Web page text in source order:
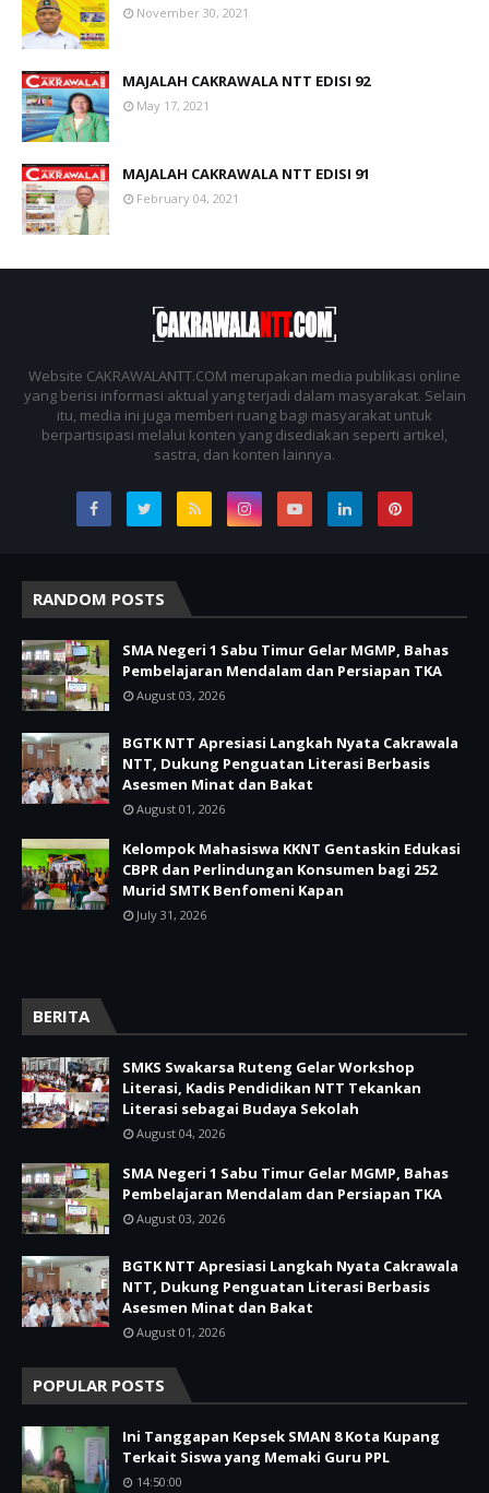
November 30, 2021
MAJALAH CAKRAWALA NTT EDISI 92
May 17, 2021
MAJALAH CAKRAWALA NTT EDISI 91
February 04, 2021
Website CAKRAWALANTT.COM merupakan media publikasi online
yang berisi informasi aktual yang terjadi dalam masyarakat. Selain
itu, media ini juga memberi ruang bagi masyarakat untuk
berpartisipasi melalui konten yang disediakan seperti artikel,
sastra, dan konten lainnya.
RANDOM POSTS
SMA Negeri 1 Sabu Timur Gelar MGMP, Bahas
Pembelajaran Mendalam dan Persiapan TKA
August 03, 2026
BGTK NTT Apresiasi Langkah Nyata Cakrawala
NTT, Dukung Penguatan Literasi Berbasis
Asesmen Minat dan Bakat
August 01, 2026
Kelompok Mahasiswa KKNT Gentaskin Edukasi
CBPR dan Perlindungan Konsumen bagi 252
Murid SMTK Benfomeni Kapan
July 31, 2026
BERITA
SMKS Swakarsa Ruteng Gelar Workshop
Literasi, Kadis Pendidikan NTT Tekankan
Literasi sebagai Budaya Sekolah
August 04, 2026
SMA Negeri 1 Sabu Timur Gelar MGMP, Bahas
Pembelajaran Mendalam dan Persiapan TKA
August 03, 2026
BGTK NTT Apresiasi Langkah Nyata Cakrawala
NTT, Dukung Penguatan Literasi Berbasis
Asesmen Minat dan Bakat
August 01, 2026
POPULAR POSTS
Ini Tanggapan Kepsek SMAN 8 Kota Kupang
Terkait Siswa yang Memaki Guru PPL
14:50:00